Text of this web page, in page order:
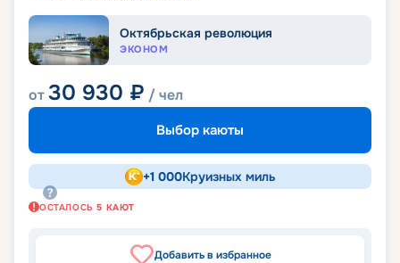
Октябрьская революция
ЭКОНОМ
от30 930 ₽ / чел
Выбор каюты
+1 000Круизных миль
ОСТАЛОСЬ 5 КАЮТ
Добавить в избранное